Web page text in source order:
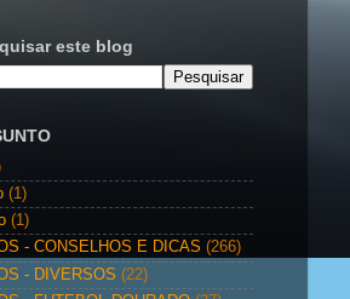
este blog
(1)
(1)
- CONSELHOS E DICAS (266)
- DIVERSOS (22)